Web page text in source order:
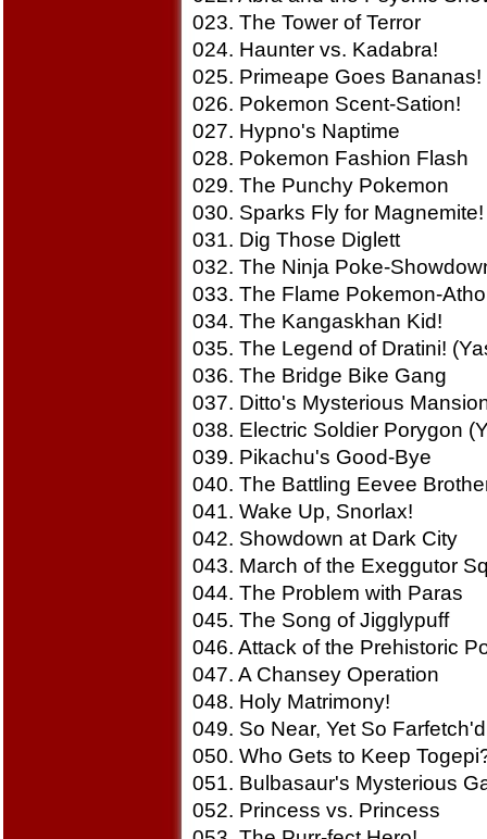
023. The Tower of Terror
024. Haunter vs. Kadabra!
025. Primeape Goes Bananas!
026. Pokemon Scent-Sation!
027. Hypno's Naptime
028. Pokemon Fashion Flash
029. The Punchy Pokemon
030. Sparks Fly for Magnemite!
031. Dig Those Diglett
032. The Ninja Poke-
033. The Flame Pokemon-
034. The Kangaskhan Kid!
035. The Legend of Dratini!
036. The Bridge Bike Gang
037. Ditto's Mysterious
038. Electric Soldier Porygon
039. Pikachu's Good-Bye
040. The Battling Eevee
041. Wake Up, Snorlax!
042. Showdown at Dark City
043. March of the Exeggutor
044. The Problem with Paras
045. The Song of Jigglypuff
046. Attack of the Prehistoric
047. A Chansey Operation
048. Holy Matrimony!
049. So Near, Yet So Farfetch'd
050. Who Gets to Keep
051. Bulbasaur's Mysterious
052. Princess vs. Princess